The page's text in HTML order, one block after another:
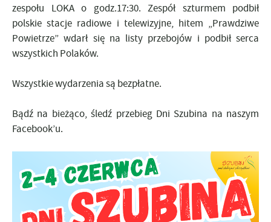
zespołu LOKA o godz.17:30. Zespół szturmem podbił
polskie stacje radiowe i telewizyjne, hitem „Prawdziwe
Powietrze” wdarł się na listy przebojów i podbił serca
wszystkich Polaków.
Wszystkie wydarzenia są bezpłatne.
Bądź na bieżąco, śledź przebieg Dni Szubina na naszym
Facebook’u.